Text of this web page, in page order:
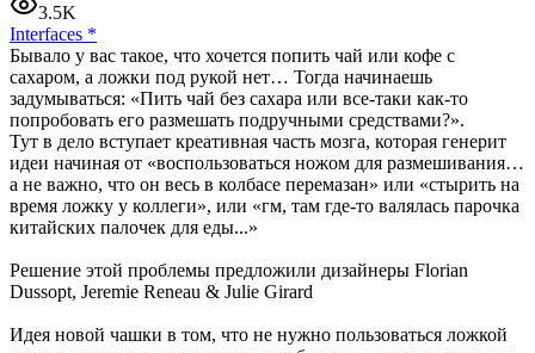
3.5K
Interfaces *
Бывало у вас такое, что хочется попить чай или кофе с
сахаром, а ложки под рукой нет… Тогда начинаешь
задумываться: «Пить чай без сахара или все-таки как-то
попробовать его размешать подручными средствами?».
Тут в дело вступает креативная часть мозга, которая генерит
идеи начиная от «воспользоваться ножом для размешивания…
а не важно, что он весь в колбасе перемазан» или «стырить на
время ложку у коллеги», или «гм, там где-то валялась парочка
китайских палочек для еды...»
Решение этой проблемы предложили дизайнеры Florian
Dussopt, Jeremie Reneau & Julie Girard
Идея новой чашки в том, что не нужно пользоваться ложкой